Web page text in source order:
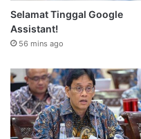
Selamat Tinggal Google
Assistant!
56 mins ago